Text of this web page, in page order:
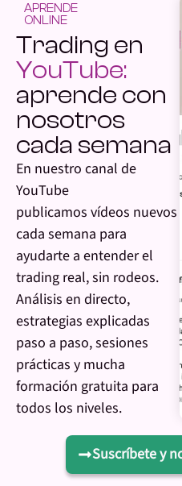
APRENDE
ONLINE
Trading en
YouTube:
aprende con
nosotros
cada semana
En nuestro canal de
YouTube
publicamos vídeos nuevos
cada semana para
ayudarte a entender el
trading real, sin rodeos.
Análisis en directo,
estrategias explicadas
paso a paso, sesiones
prácticas y mucha
formación gratuita para
todos los niveles.
Suscríbete y